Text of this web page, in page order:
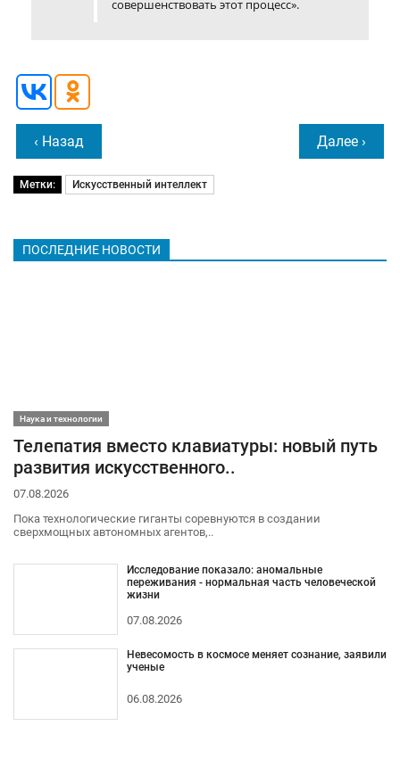
совершенствовать этот процесс».
‹ Назад Далее ›
Метки: Искусственный интеллект
ПОСЛЕДНИЕ НОВОСТИ
Наука и технологии
Телепатия вместо клавиатуры: новый путь
развития искусственного..
07.08.2026
Пока технологические гиганты соревнуются в создании
сверхмощных автономных агентов,..
Исследование показало: аномальные
переживания - нормальная часть человеческой
жизни
07.08.2026
Невесомость в космосе меняет сознание, заявили
ученые
06.08.2026